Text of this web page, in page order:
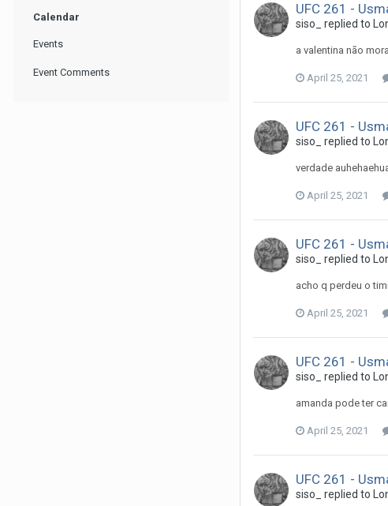
Calendar
Events
Event Comments
UFC 261 -
siso_ replied to
a valentina não
April 25, 2021
UFC 261 -
siso_ replied to
verdade
April 25, 2021
UFC 261 -
siso_ replied to
acho q perdeu o
April 25, 2021
UFC 261 -
siso_ replied to
amanda pode ter
April 25, 2021
UFC 261 -
siso_ replied to